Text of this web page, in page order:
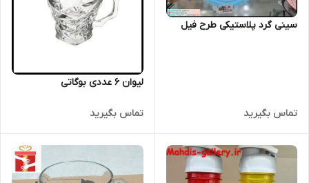
سینی گرد پلاستیکی طرح فیل
تماس بگیرید
لیوان 6 عددی بوگاتی
تماس بگیرید